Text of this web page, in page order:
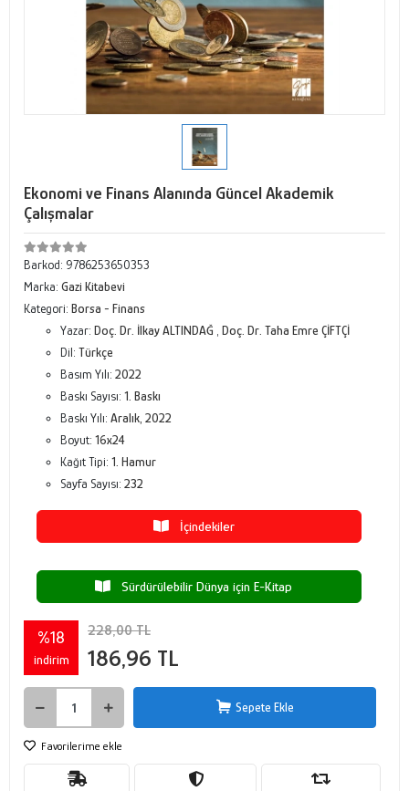
Ekonomi ve Finans Alanında Güncel Akademik
Çalışmalar
Barkod: 9786253650353
Marka: Gazi Kitabevi
Kategori: Borsa - Finans
Yazar: Doç. Dr. İlkay ALTINDAĞ
Doç. Dr. Taha Emre ÇİFTÇİ
Dil: Türkçe
Basım Yılı: 2022
Baskı Sayısı: 1. Baskı
Baskı Yılı: Aralık, 2022
Boyut: 16x24
Kağıt Tipi: 1. Hamur
Sayfa Sayısı: 232
İçindekiler
Sürdürülebilir Dünya için E-Kitap
%18
indirim
228,00 TL
186,96 TL
Sepete Ekle
Favorilerime ekle